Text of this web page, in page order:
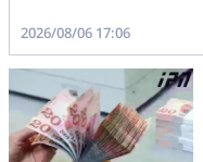
2026/08/06 17:06